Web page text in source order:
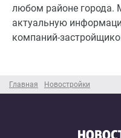
Главная Новостройки
любом районе города.
актуальную
компаний-